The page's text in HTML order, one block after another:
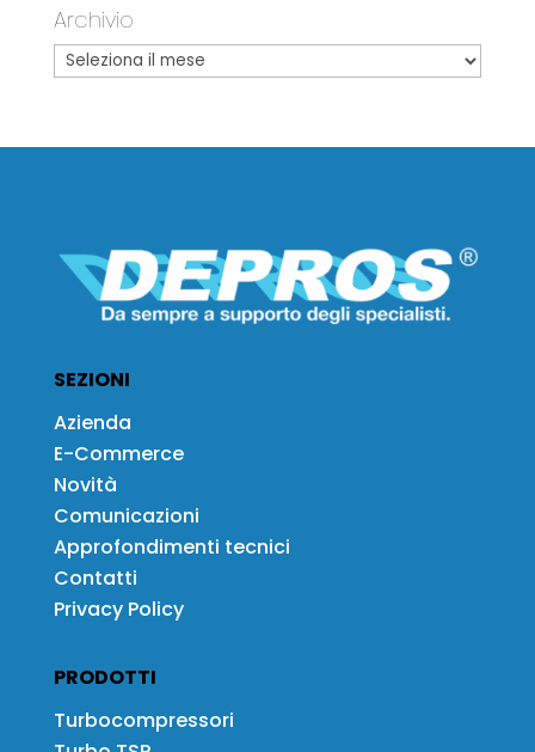
Archivio
SEZIONI
Azienda
E-Commerce
Novità
Comunicazioni
Approfondimenti tecnici
Contatti
Privacy Policy
PRODOTTI
Turbocompressori